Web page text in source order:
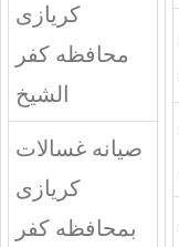
كريازى
محافظه كفر
الشيخ
صيانه غسالات
كريازى
بمحافظه كفر